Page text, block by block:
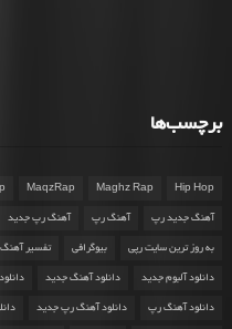
برچسب‌ها
Hip Hop
Maghz Rap
MaqzRap
آهنگ جدید رپ آهنگ رپ آهنگ رپ جدید
به روز ترین سایت رپی بیوگرافی تفسیر آهنگ
دانلود آلبوم جدید دانلود آهنگ جدید
دانلود آهنگ رپ دانلود آهنگ رپ جدید